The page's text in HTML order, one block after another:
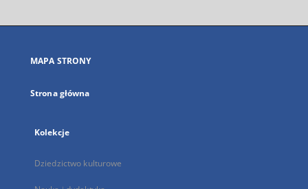
się
karcie
MAPA STRONY
Strona główna
Kolekcje
Dziedzictwo kulturowe